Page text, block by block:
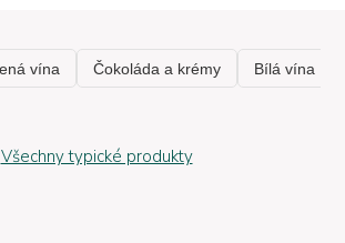
Všechny typické produkty